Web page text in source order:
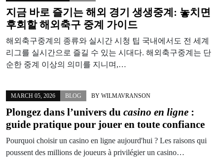
지금 바로 즐기는 해외 경기 생생중계: 놓치면
후회할 해외축구 중계 가이드
해외축구중계의 종류와 실시간 시청 팁 국내에서도 전 세계
리그를 실시간으로 즐길 수 있는 시대다. 해외축구중계는 단
순한 중계 이상의 의미를 지니며,…
MARCH 05, 2026 BLOG BY WILMAVRANSON
Plongez dans l’univers du casino en ligne :
guide pratique pour jouer en toute confiance
Pourquoi choisir un casino en ligne aujourd'hui ? Les raisons qui
poussent des millions de joueurs à privilégier un casino…